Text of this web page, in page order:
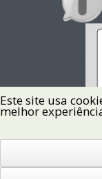
Copyright ©
Este site usa
melhor